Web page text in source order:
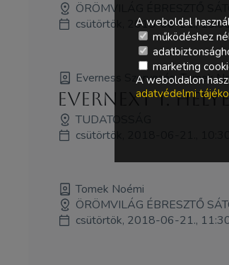
ÖRÖMVILÁG ÉBRESZTŐ
csütörtök, 2018-06-21.,
Everness Szervezés, Tomek
Evernext 1.
TUDATOSSÁG
csütörtök, 2018-06-21., 10:30
Tomek Noémi
ÖRÖMVILÁG ÉBRESZTŐ
csütörtök, 2018-06-21.,
A weboldal
működéshez
marketing
A weboldalon
adatvédelmi